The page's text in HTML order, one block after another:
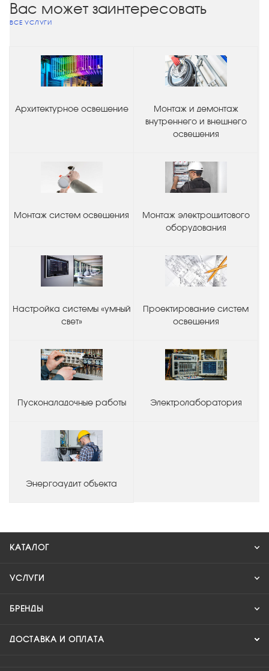
Вас может заинтересовать
ВСЕ УСЛУГИ
Архитектурное освещение
Монтаж и демонтаж
внутреннего и внешнего
освещения
Монтаж систем освещения
Монтаж электрощитового
оборудования
Настройка системы «умный
свет»
Проектирование систем
освещения
Пусконаладочные работы Электролаборатория
Энергоаудит объекта
КАТАЛОГ
УСЛУГИ
БРЕНДЫ
ДОСТАВКА И ОПЛАТА